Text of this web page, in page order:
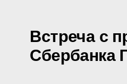
Встреча с
Сбербанка